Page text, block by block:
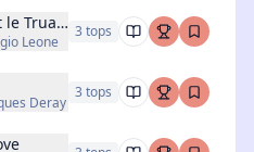
le Truand
Leone
3 tops
Deray
3 tops